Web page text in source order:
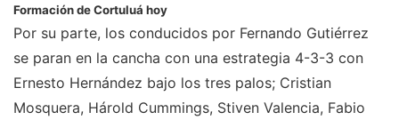
Formación de Cortuluá hoy
Por su parte, los conducidos por Fernando Gutiérrez
se paran en la cancha con una estrategia 4-3-3 con
Ernesto Hernández bajo los tres palos; Cristian
Mosquera, Hárold Cummings, Stiven Valencia, Fabio